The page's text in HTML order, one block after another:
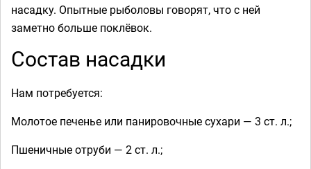
насадку. Опытные рыболовы говорят, что с ней
заметно больше поклёвок.
Состав насадки
Нам потребуется:
Молотое печенье или панировочные сухари — 3 ст. л.;
Пшеничные отруби — 2 ст. л.;